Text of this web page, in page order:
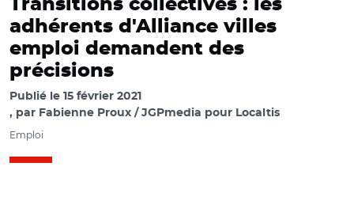
Transitions collectives : les
adhérents d'Alliance villes
emploi demandent des
précisions
Publié le 15 février 2021
par Fabienne Proux / JGPmedia pour Localtis
Emploi